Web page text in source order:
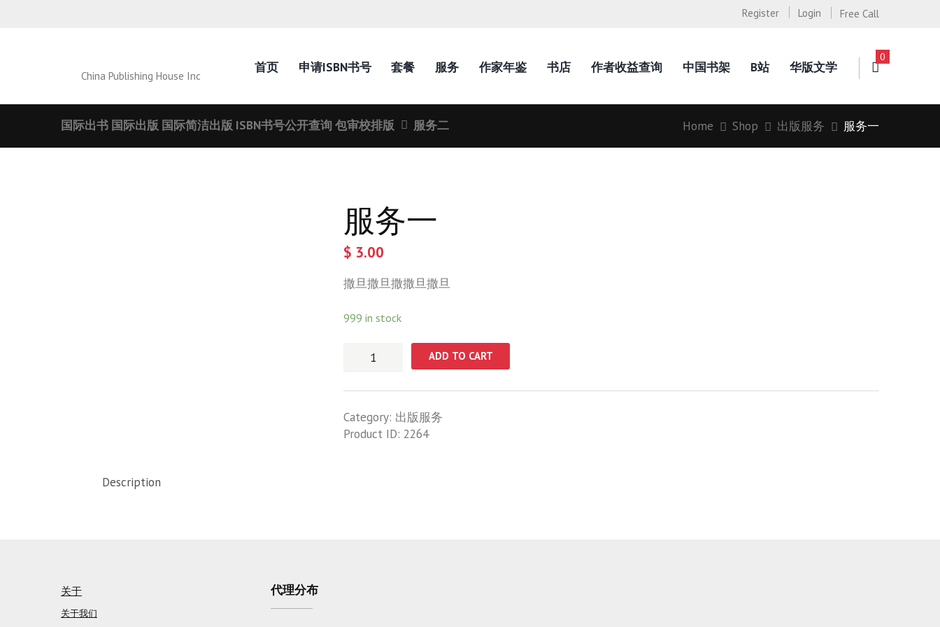
Free Call
Register Login
China Publishing House Inc
首页 申请ISBN书号 套餐 服务 作家年鉴 书店 作者收益查询 中国书架 B站 华版文学
0
国际出书 国际出版 国际简洁出版 ISBN书号公开查询 包审校排版 服务二 Home Shop 出版服务 服务一
服务一
$ 3.00
撒旦撒旦撒撒旦撒旦
999 in stock
ADD TO CART
Category: 出版服务
Product ID: 2264
Description
关于
关于我们
代理分布